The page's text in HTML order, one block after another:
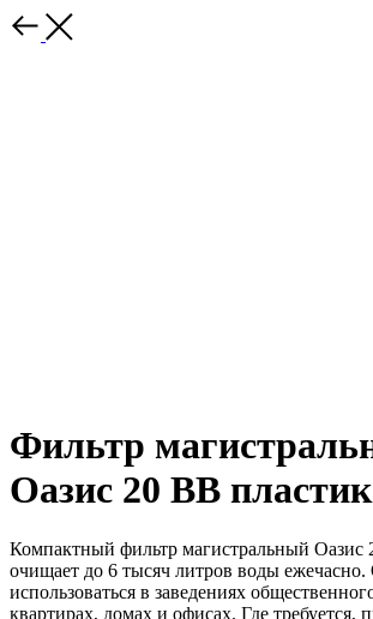
Фильтр
Оазис 20 BB пластик
Компактный фильтр магистральный Оазис
очищает до 6 тысяч литров воды
использоваться в заведениях
квартирах, домах и офисах. Где требуется,